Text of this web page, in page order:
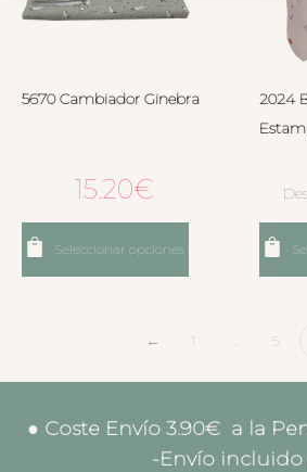
5670 Cambiador Ginebra
15.20€
Seleccionar opciones
2024
← 1 … 5
● Coste Envío 3.90€ a la
-Envío incluido